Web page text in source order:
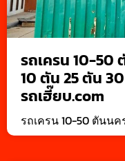
รถเครน 10-50
10 ตัน 25 ตัน
รถเฮี๊ยบ.com
รถเครน 10-50 ตันนค